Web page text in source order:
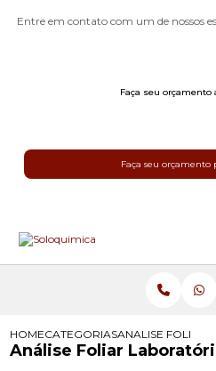
Entre em contato com um de nossos
Faça seu
Faça seu orçamento
HOMECATEGORIASANALISE FOLIAR
Análise Foliar